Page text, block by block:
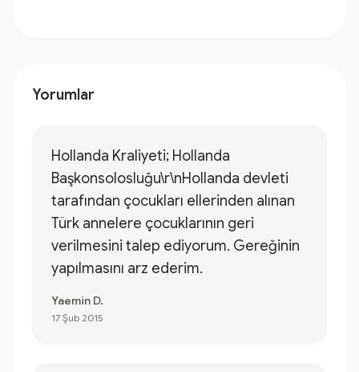
Yorumlar
Hollanda Kraliyeti; Hollanda
Başkonsolosluğu\r\nHollanda devleti
tarafından çocukları ellerinden alınan
Türk annelere çocuklarının geri
verilmesini talep ediyorum. Gereğinin
yapılmasını arz ederim.
Yaemin D.
17 Şub 2015